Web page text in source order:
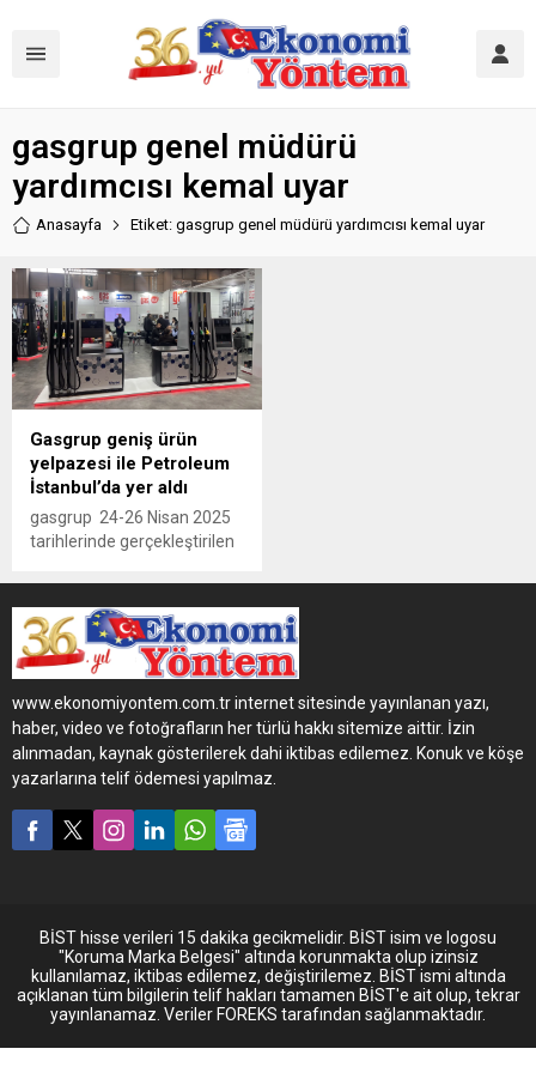
gasgrup genel müdürü
yardımcısı kemal uyar
Anasayfa Etiket: gasgrup genel müdürü yardımcısı kemal uyar
Gasgrup geniş ürün
yelpazesi ile Petroleum
İstanbul’da yer aldı
gasgrup 24-26 Nisan 2025
tarihlerinde gerçekleştirilen
fuarında yer alan geniş
standında zengin ürün
yelpazesini sektör
mensuplarının beğenisine
sundu.
www.ekonomiyontem.com.tr internet sitesinde yayınlanan yazı,
haber, video ve fotoğrafların her türlü hakkı sitemize aittir. İzin
alınmadan, kaynak gösterilerek dahi iktibas edilemez. Konuk ve köşe
yazarlarına telif ödemesi yapılmaz.
BİST hisse verileri 15 dakika gecikmelidir. BİST isim ve logosu
"Koruma Marka Belgesi" altında korunmakta olup izinsiz
kullanılamaz, iktibas edilemez, değiştirilemez. BİST ismi altında
açıklanan tüm bilgilerin telif hakları tamamen BİST'e ait olup, tekrar
yayınlanamaz. Veriler FOREKS tarafından sağlanmaktadır.